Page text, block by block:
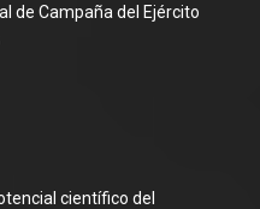
de Campaña del Ejército
científico del